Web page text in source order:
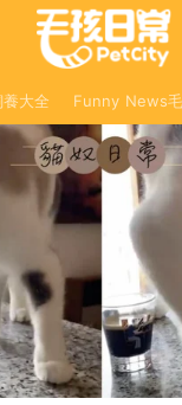
大全 Funny News